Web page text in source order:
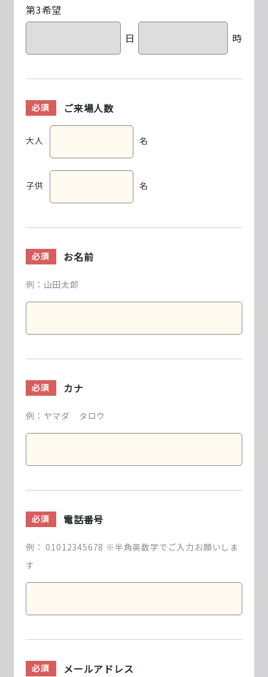
第3希望
日
時
必須 ご来場人数
大人 名
子供 名
必須 お名前
例：山田太郎
必須 カナ
例：ヤマダ タロウ
必須 電話番号
例： 01012345678 ※半角英数字でご入力お願いしま
す
必須 メールアドレス